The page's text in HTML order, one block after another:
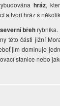
hráz,
a tvoří hráz s
severní břeh
této části jižní
jim dominuje
stanice nebo